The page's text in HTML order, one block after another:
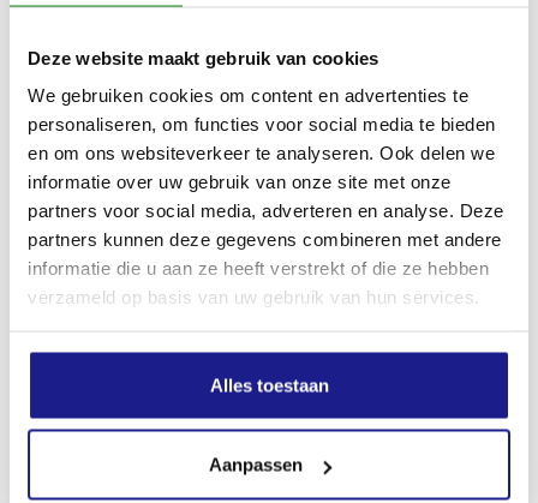
Deze website maakt gebruik van cookies
We gebruiken cookies om content en advertenties te
personaliseren, om functies voor social media te bieden
en om ons websiteverkeer te analyseren. Ook delen we
informatie over uw gebruik van onze site met onze
partners voor social media, adverteren en analyse. Deze
partners kunnen deze gegevens combineren met andere
informatie die u aan ze heeft verstrekt of die ze hebben
verzameld op basis van uw gebruik van hun services.
Alles toestaan
Aanpassen
OPENINGSTIJDEN
Maandag t/m vrijdag: 07:30 - 17:00
Zaterdag: 09:00 - 12:00
Zondag: gesloten
Routebeschrijving